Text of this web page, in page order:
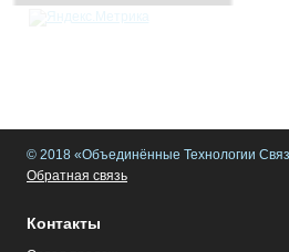
© 2018 «Объединённые Технологии
Обратная связь
Контакты